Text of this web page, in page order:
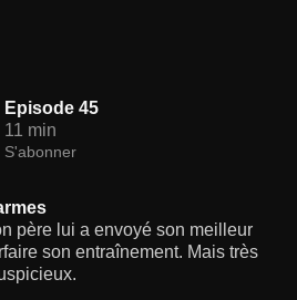
Episode 45
11 min
S'abonner
père lui a envoyé son meilleur
son entraînement. Mais très